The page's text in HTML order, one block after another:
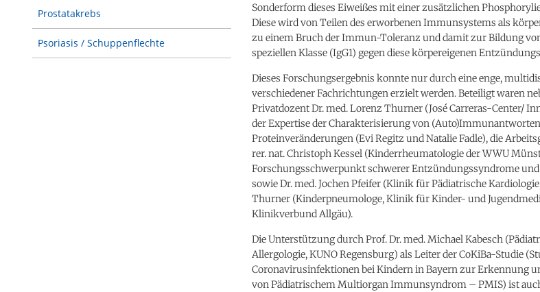
Prostatakrebs
Psoriasis / Schuppenflechte
Sonderform dieses Eiweißes mit einer zusätzlichen
Diese wird von Teilen des erworbenen Immunsystems als
zu einem Bruch der Immun-Toleranz und damit zur Bildung
speziellen Klasse (IgG1) gegen diese körpereigenen
Dieses Forschungsergebnis konnte nur durch eine enge,
verschiedener Fachrichtungen erzielt werden. Beteiligt waren
Privatdozent Dr. med. Lorenz Thurner (José Carreras-Center/
der Expertise der Charakterisierung von
Proteinveränderungen (Evi Regitz und Natalie Fadle), die
rer. nat. Christoph Kessel (Kinderrheumatologie der WWU
Forschungsschwerpunkt schwerer Entzündungssyndrome
sowie Dr. med. Jochen Pfeifer (Klinik für Pädiatrische
Thurner (Kinderpneumologe, Klinik für Kinder- und
Klinikverbund Allgäu).
Die Unterstützung durch Prof. Dr. med. Michael Kabesch
Allergologie, KUNO Regensburg) als Leiter der CoKiBa-Studie
Coronavirusinfektionen bei Kindern in Bayern zur Erkennung
von Pädiatrischem Multiorgan Immunsyndrom – PMIS) ist